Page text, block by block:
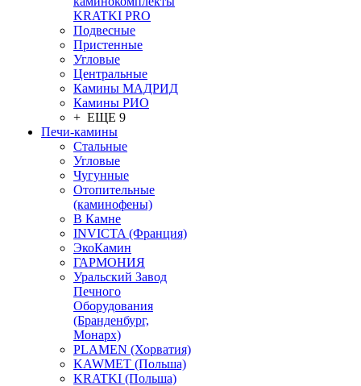
KRATKI PRO
Подвесные
Пристенные
Угловые
Центральные
Камины МАДРИД
Камины РИО
+ ЕЩЕ 9
Печи-камины
Стальные
Угловые
Чугунные
Отопительные
(каминофены)
В Камне
INVICTA (Франция)
ЭкоКамин
ГАРМОНИЯ
Уральский Завод
Печного
Оборудования
(Бранденбург,
Монарх)
PLAMEN (Хорватия)
KAWMET (Польша)
KRATKI (Польша)